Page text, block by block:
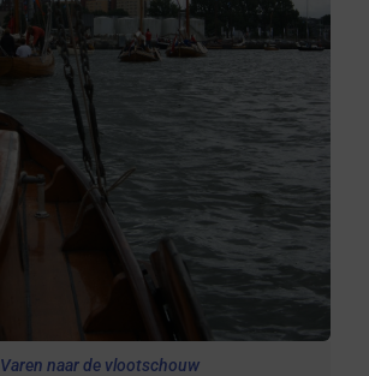
Varen naar de vlootschouw